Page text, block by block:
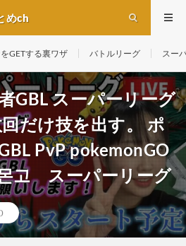
めch
GETする裏ワザ バトルリーグ スー
GBL スーパーリーグ
だけ技を出す。 ポ
PvP pokemonGO
고 スーパーリーグ